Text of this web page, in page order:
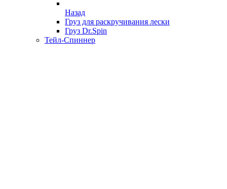
Назад
Груз для раскручивания лески
Груз Dr.Spin
Тейл-Спиннер